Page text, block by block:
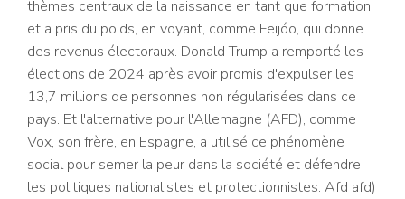
thèmes centraux de la naissance en tant que formation
et a pris du poids, en voyant, comme Feijóo, qui donne
des revenus électoraux. Donald Trump a remporté les
élections de 2024 après avoir promis d'expulser les
13,7 millions de personnes non régularisées dans ce
pays. Et l'alternative pour l'Allemagne (AFD), comme
Vox, son frère, en Espagne, a utilisé ce phénomène
social pour semer la peur dans la société et défendre
les politiques nationalistes et protectionnistes. Afd afd)